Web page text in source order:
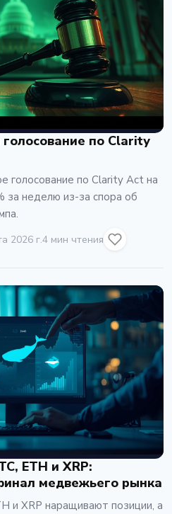
по Clarity
голосование по Clarity Act на
за неделю из-за спора об
2026 г.4 мин чтения
ETH и XRP:
медвежьего рынка
и XRP наращивают позиции, а